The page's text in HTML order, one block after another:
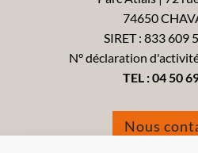
74650
SIRET : 833 609
N° déclaration
TEL :04 50
Nous